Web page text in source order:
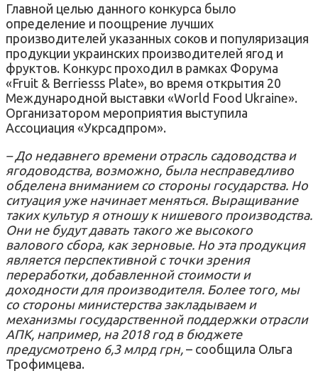
Главной целью данного конкурса было
определение и поощрение лучших
производителей указанных соков и популяризация
продукции украинских производителей ягод и
фруктов. Конкурс проходил в рамках Форума
«Fruit & Berriesss Plate», во время открытия 20
Международной выставки «World Food Ukraine».
Организатором мероприятия выступила
Ассоциация «Укрсадпром».
– До недавнего времени отрасль садоводства и
ягодоводства, возможно, была несправедливо
обделена вниманием со стороны государства. Но
ситуация уже начинает меняться. Выращивание
таких культур я отношу к нишевого производства.
Они не будут давать такого же высокого
валового сбора, как зерновые. Но эта продукция
является перспективной с точки зрения
переработки, добавленной стоимости и
доходности для производителя. Более того, мы
со стороны министерства закладываем и
механизмы государственной поддержки отрасли
АПК, например, на 2018 год в бюджете
предусмотрено 6,3 млрд грн, – сообщила Ольга
Трофимцева.